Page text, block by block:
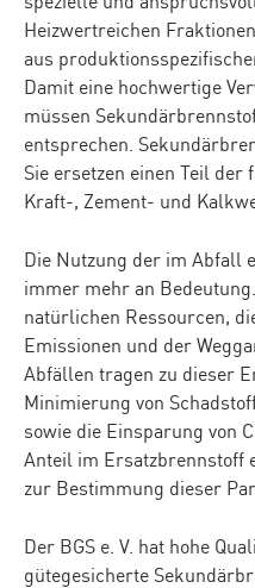
Heizwertreichen
aus
Damit eine hochwertige
müssen
entsprechen.
Sie ersetzen einen Teil
Kraft-, Zement- und
Die Nutzung der im Abfall
immer mehr an
natürlichen Ressourcen,
Emissionen und der
Abfällen tragen zu dieser
Minimierung von
sowie die Einsparung von
Anteil im Ersatzbrennstoff
zur Bestimmung dieser
Der BGS e. V. hat hohe
gütegesicherte